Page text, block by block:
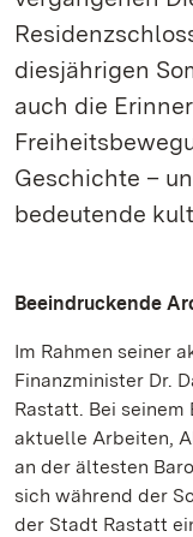
diesjährigen
auch die
Geschichte –
bedeutende
Beeindruckende
Im Rahmen seiner
Finanzminister Dr.
Rastatt. Bei
aktuelle Arbeiten,
an der ältesten
sich während der
der Stadt Rastatt